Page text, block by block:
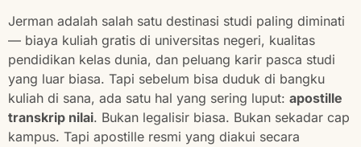
Jerman adalah salah satu destinasi studi paling diminati
— biaya kuliah gratis di universitas negeri, kualitas
pendidikan kelas dunia, dan peluang karir pasca studi
yang luar biasa. Tapi sebelum bisa duduk di bangku
kuliah di sana, ada satu hal yang sering luput: apostille
transkrip nilai. Bukan legalisir biasa. Bukan sekadar cap
kampus. Tapi apostille resmi yang diakui secara